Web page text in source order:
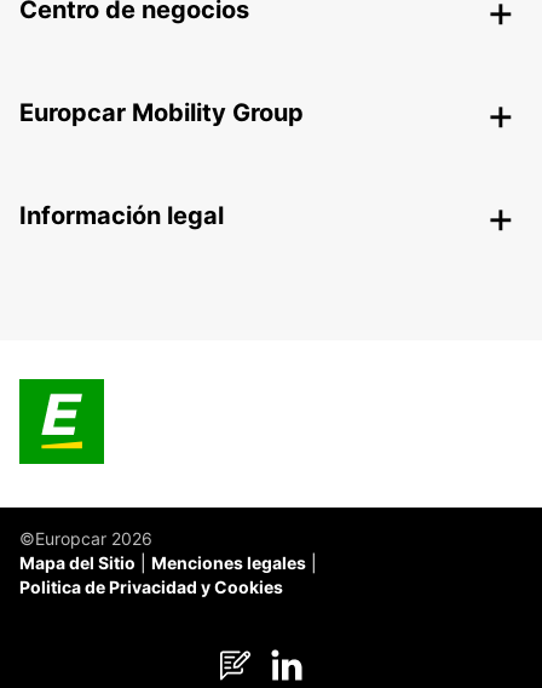
Centro de negocios
Europcar Mobility Group
Información legal
©Europcar 2026
Mapa del Sitio
Menciones legales
Politica de Privacidad y Cookies